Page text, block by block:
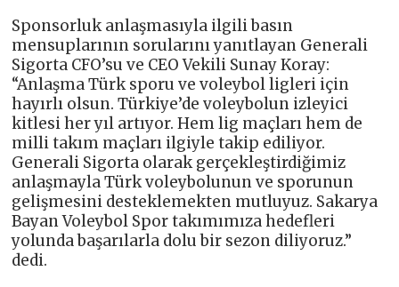
Sponsorluk anlaşmasıyla ilgili basın
mensuplarının sorularını yanıtlayan Generali
Sigorta CFO’su ve CEO Vekili Sunay Koray:
“Anlaşma Türk sporu ve voleybol ligleri için
hayırlı olsun. Türkiye’de voleybolun izleyici
kitlesi her yıl artıyor. Hem lig maçları hem de
milli takım maçları ilgiyle takip ediliyor.
Generali Sigorta olarak gerçekleştirdiğimiz
anlaşmayla Türk voleybolunun ve sporunun
gelişmesini desteklemekten mutluyuz. Sakarya
Bayan Voleybol Spor takımımıza hedefleri
yolunda başarılarla dolu bir sezon diliyoruz.”
dedi.